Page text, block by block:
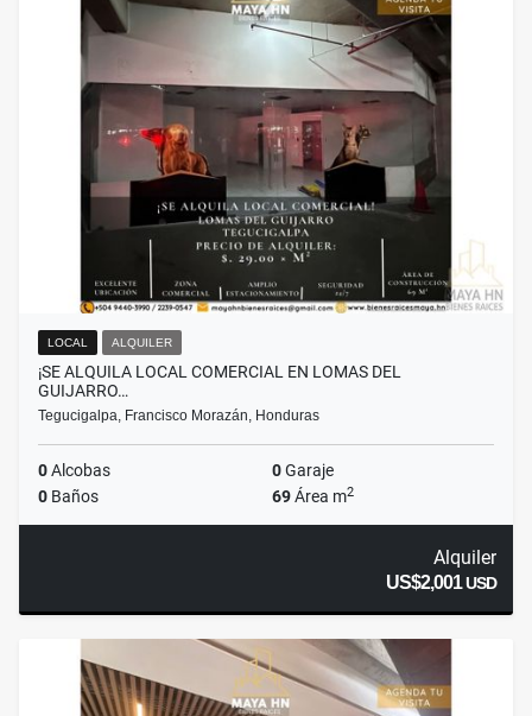
LOCAL ALQUILER
¡SE ALQUILA LOCAL COMERCIAL EN LOMAS DEL
GUIJARRO…
Tegucigalpa, Francisco Morazán, Honduras
0Alcobas 0Garaje
0 Baños 69Área m2
Alquiler
US$2,001USD